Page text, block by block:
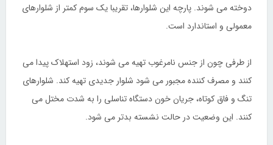
دوخته می شوند. پارچه این شلوارها، تقریبا یک سوم کمتر از شلوارهای
معمولی و استاندارد است.
از طرفی چون از جنس نامرغوب تهیه می شوند، زود استهلاک پیدا می
کنند و مصرف کننده مجبور می شود شلوار جدیدی تهیه کند. شلوارهای
تنگ و فاق کوتاه، جریان خون دستگاه تناسلی را به شدت مختل می
کنند. این وضعیت در حالت نشسته بدتر می شود.